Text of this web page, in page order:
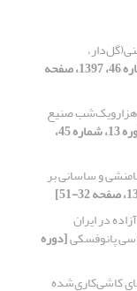
[دوره 13، شماره 46، 1397، صفحه
هزارویک‌شب صنیع
[دوره 13، شماره 45،
و ساسانی بر
در ایران
پانوفسکی[دوره
کاشی‌کاری‌شده